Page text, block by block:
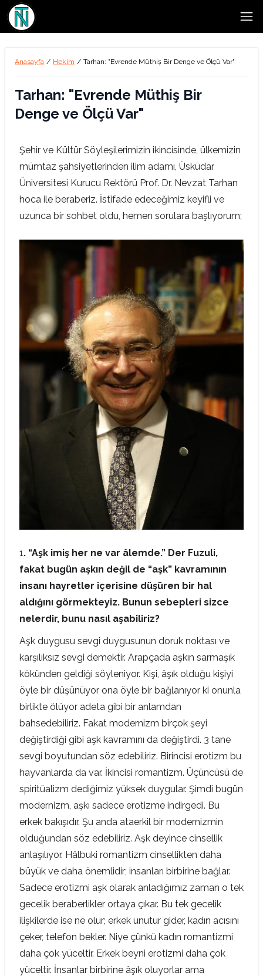
Anasayfa / Hekim / Tarhan: "Evrende Müthiş Bir Denge ve Ölçü Var"
Tarhan: "Evrende Müthiş Bir
Denge ve Ölçü Var"
Şehir ve Kültür Söyleşilerimizin ikincisinde, ülkemizin
mümtaz şahsiyetlerinden ilim adamı, Üsküdar
Üniversitesi Kurucu Rektörü Prof. Dr. Nevzat Tarhan
hoca ile beraberiz. İstifade edeceğimiz keyifli ve
uzunca bir sohbet oldu, hemen sorulara başlıyorum;
1. “Aşk imiş her ne var âlemde.” Der Fuzuli,
fakat bugün aşkın değil de “aşk” kavramının
insanı hayretler içerisine düşüren bir hal
aldığını görmekteyiz. Bunun sebepleri sizce
nelerdir, bunu nasıl aşabiliriz?
Aşk duygusu sevgi duygusunun doruk noktası ve
karşılıksız sevgi demektir. Arapçada aşkın sarmaşık
kökünden geldiği söyleniyor. Kişi, âşık olduğu kişiyi
öyle bir düşünüyor ona öyle bir bağlanıyor ki onunla
birlikte ölüyor adeta gibi bir anlamdan
bahsedebiliriz. Fakat modernizm birçok şeyi
değiştirdiği gibi aşk kavramını da değiştirdi. 3 tane
sevgi boyutundan söz edebiliriz. Birincisi erotizm bu
hayvanlarda da var. İkincisi romantizm. Üçüncüsü de
spiritüalizm dediğimiz yüksek duygular. Şimdi bugün
modernizm, aşkı sadece erotizme indirgedi. Bu
erkek bakışıdır. Şu anda ataerkil bir modernizmin
olduğundan söz edebiliriz. Aşk deyince cinsellik
anlaşılıyor. Hâlbuki romantizm cinsellikten daha
büyük ve daha önemlidir; insanları birbirine bağlar.
Sadece erotizmi aşk olarak anladığımız zaman o tek
gecelik beraberlikler ortaya çıkar. Bu tek gecelik
ilişkilerde ise ne olur; erkek unutur gider, kadın acısını
çeker, telefon bekler. Niye çünkü kadın romantizmi
daha çok yüceltir. Erkek beyni erotizmi daha çok
yüceltir. İnsanlar birbirine âşık oluyorlar ama